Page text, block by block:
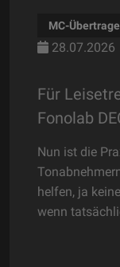
MC-Übertrager
28.07.2026
Für
Fonolab
Nun ist die
helfen, ja
wenn